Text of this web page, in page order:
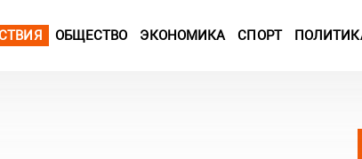
ОБЩЕСТВО ЭКОНОМИКА СПОРТ